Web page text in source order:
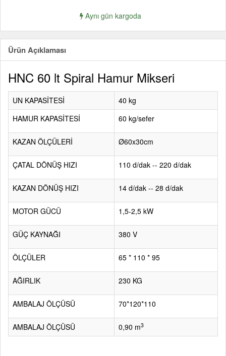
Aynı gün kargoda
Ürün Açıklaması
HNC 60 lt Spiral Hamur Mikseri
UN KAPASİTESİ
40 kg
HAMUR KAPASİTESİ
60 kg/sefer
KAZAN ÖLÇÜLERİ Ø60x30cm
ÇATAL DÖNÜŞ HIZI 110 d/dak -- 220 d/dak
KAZAN DÖNÜŞ HIZI 14 d/dak -- 28 d/dak
MOTOR GÜCÜ 1,5-2,5 kW
GÜÇ KAYNAĞI 380 V
ÖLÇÜLER 65 * 110 * 95
AĞIRLIK 230 KG
AMBALAJ ÖLÇÜSÜ 70*120*110
AMBALAJ ÖLÇÜSÜ 0,90 m3